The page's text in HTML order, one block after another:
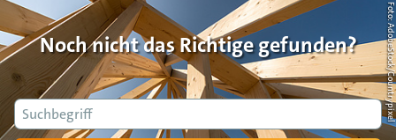
Noch nicht das Richtige gefunden?
Suche Foto: AdobeStock/Countrypixel